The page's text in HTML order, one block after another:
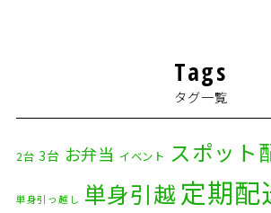
Tags
タグ一覧
2台 3台 お弁当 イベント スポット
単身引っ越し 単身引越 定期配